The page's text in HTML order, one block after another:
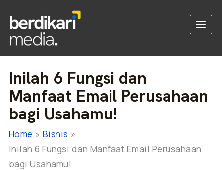
Inilah 6 Fungsi dan
Manfaat Email Perusahaan
bagi Usahamu!
Home
Bisnis
Inilah 6 Fungsi dan Manfaat Email Perusahaan
bagi Usahamu!